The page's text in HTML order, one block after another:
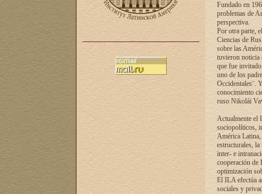
Fundado en
problemas de
perspectiva.
Por otra parte,
Ciencias de
sobre las
tuvieron noticia
que fue
uno de los
Occidentales¨.
conocimiento
ruso Nikolái
Actualmente el
sociopolíticos,
América Latina,
estructurales,
inter- e
cooperación de
optimización
El ILA efectúa
sociales y